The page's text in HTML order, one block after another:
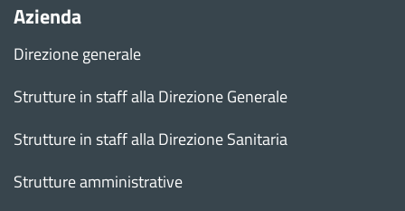
Azienda
Direzione generale
Strutture in staff alla Direzione Generale
Strutture in staff alla Direzione Sanitaria
Strutture amministrative